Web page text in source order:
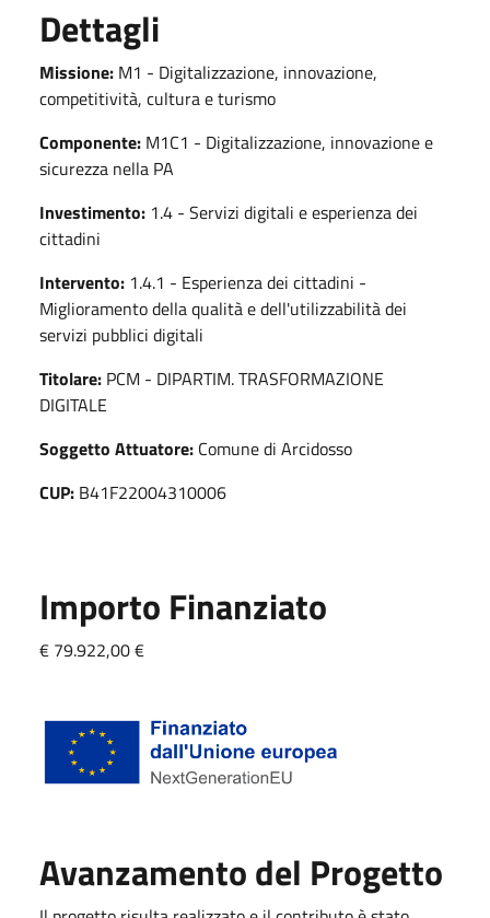
Dettagli
Missione: M1 - Digitalizzazione, innovazione,
competitività, cultura e turismo
Componente: M1C1 - Digitalizzazione, innovazione e
sicurezza nella PA
Investimento: 1.4 - Servizi digitali e esperienza dei
cittadini
Intervento: 1.4.1 - Esperienza dei cittadini -
Miglioramento della qualità e dell'utilizzabilità dei
servizi pubblici digitali
Titolare: PCM - DIPARTIM. TRASFORMAZIONE
DIGITALE
Soggetto Attuatore: Comune di Arcidosso
CUP: B41F22004310006
Importo Finanziato
€ 79.922,00 €
Avanzamento del Progetto